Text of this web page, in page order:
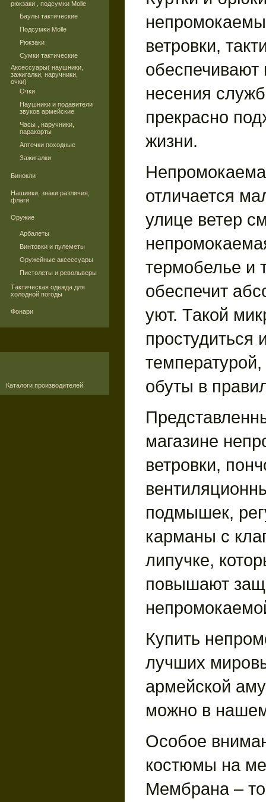
рюкзаки , подсумки Molle
Баулы тактические
Подсумки Molle
Рюкзаки
Сумки тактические
Аксессуары( наушники,
зажигалки, наручники,
очки)
Очки
Наушники и подавители
звуков армейские
Часы , наручники,
паракорты
Аптечки походные
Зажигалки
Бинокли
Нашивки, знаки различия,
флаги
Оружие
Арбалеты
Винтовки и пулеметы
Оружейные аксессуары
Пистолеты и револьверы
Тактическая одежда для
холодной погоды
Фонари
Каталоги производителей
ветровки,
несения
прекрасно
жизни.
отличается
улице ветер
термобелье и
обеспечит
уют. Такой
простудиться
обуты в
магазине
ветровки,
подмышек,
карманы с
липучке,
повышают
Купить
лучших
армейской
можно в
Особое
костюмы на
Мембрана –